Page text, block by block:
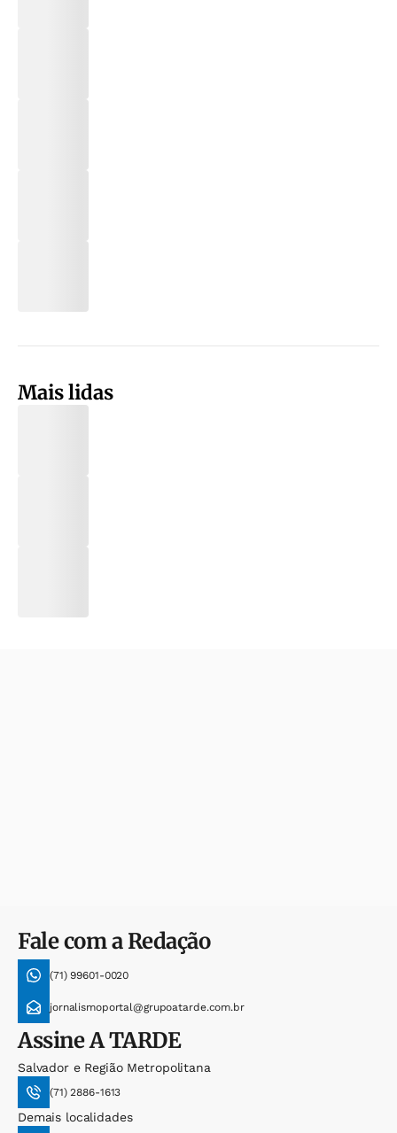
Mais lidas
Fale com a Redação
(71) 99601-0020
jornalismoportal@grupoatarde.com.br
AssineA TARDE
Salvador e Região Metropolitana
(71) 2886-1613
Demais localidades